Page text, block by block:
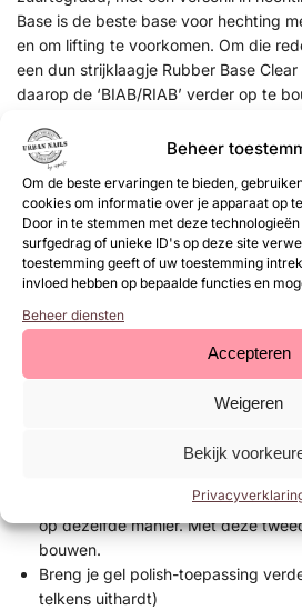
Beheer
Om de beste ervaringen te bieden,
cookies om informatie over je apparaat op
Door in te stemmen met deze
surfgedrag of unieke ID's op deze site
toestemming geeft of uw toestemming
invloed hebben op bepaalde functies en
Beheer diensten
Accepteren
Weigeren
Bekijk
Base is de beste base voor hechting
en om lifting te voorkomen. Om die
een dun strijklaagje Rubber Base
daarop de ‘BIAB/RIAB’ verder op te
voor de klanten die wat extra
combinatie Rubber Base & Structure
een stevige, langdurige en mooie
Structure Gel kan gebruikt worden
versteviging van de natuurlijke nagel
Structure Gel hard je 1 min.uit in een
Werkwijze
Gebruik een buffer om de
Behandel de nagel voor met Magic
Breng een tweede laagStructure
op dezelfde manier. Met deze
bouwen.
Breng je gel polish-toepassing
telkens uithardt)